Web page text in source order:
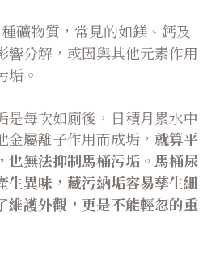
礦物質，常見的如鎂、鈣及
響分解，或因與其他元素作用
垢。
是每次如廁後，日積月累水中
屬離子作用而成垢， 就算平
也無法抑制馬桶污垢。馬桶尿
生異味，藏污納垢容易孳生細
維護外觀，更是不能輕忽的重